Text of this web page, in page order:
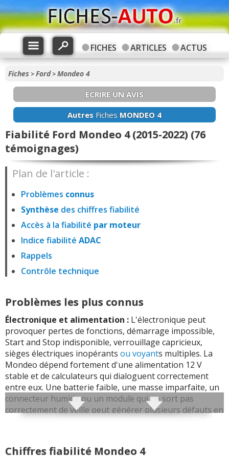
FICHES ARTICLES ACTUS
Fiches >Ford>Mondeo 4
ECRIRE UN AVIS
Autres Fiches MONDEO 4
Fiabilité Ford Mondeo 4 (2015-2022) (76
témoignages)
Plan de l'article :
Problèmes connus
Synthèse des chiffres fiabilité
Accès à la fiabilité par moteur
Indice fiabilité ADAC
Rappels
Contrôle technique
Problèmes les plus connus
Électronique et alimentation : L'électronique peut
provoquer pertes de fonctions, démarrage impossible,
Start and Stop indisponible, verrouillage capricieux,
sièges électriques inopérants ou voyants multiples. La
Mondeo dépend fortement d'une alimentation 12 V
stable et de calculateurs qui dialoguent correctement
entre eux. Une batterie faible, une masse imparfaite, un
connecteur humide ou un module qui ne sort pas
correctement de veille peut générer plusieurs défauts en
Sync et multimédia : Le système Sync, l'écran central, le
Chiffres fiabilité Mondeo 4